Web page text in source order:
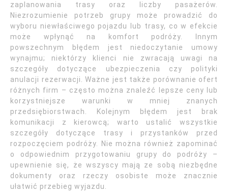
zaplanowania trasy oraz liczby pasażerów.
Niezrozumienie potrzeb grupy może prowadzić do
wyboru niewłaściwego pojazdu lub trasy, co w efekcie
może wpłynąć na komfort podróży. Innym
powszechnym błędem jest niedoczytanie umowy
wynajmu; niektórzy klienci nie zwracają uwagi na
szczegóły dotyczące ubezpieczenia czy polityki
anulacji rezerwacji. Ważne jest także porównanie ofert
różnych firm – często można znaleźć lepsze ceny lub
korzystniejsze warunki w mniej znanych
przedsiębiorstwach. Kolejnym błędem jest brak
komunikacji z kierowcą; warto ustalić wszystkie
szczegóły dotyczące trasy i przystanków przed
rozpoczęciem podróży. Nie można również zapominać
o odpowiednim przygotowaniu grupy do podróży –
upewnienie się, że wszyscy mają ze sobą niezbędne
dokumenty oraz rzeczy osobiste może znacznie
ułatwić przebieg wyjazdu.